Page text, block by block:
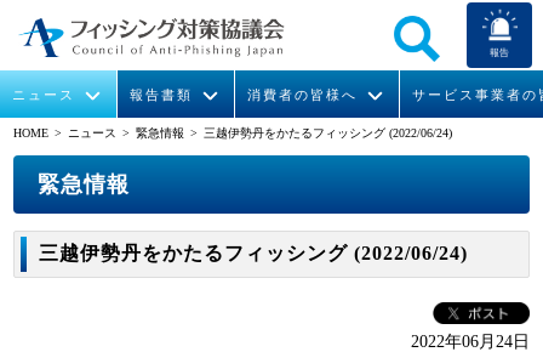
報告
ニュース
イベント
報告書類
月次報告書
消費者の皆様へ
フィッシングの報告
マンガでわかるフィッシング詐欺対策 5ヶ条
サービス事業者の
STOP. THINK. CONNECT.
運営委員紹介
HOME > ニュース >緊急情報 > 三越伊勢丹をかたるフィッシング (2022/06/24)
緊急情報
三越伊勢丹をかたるフィッシング (2022/06/24)
2022年06月24日